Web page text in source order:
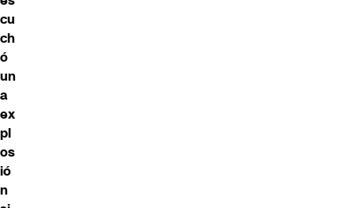
cu
ch
ó
un
a
ex
pl
os
ió
n